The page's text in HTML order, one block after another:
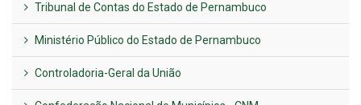
Tribunal de Contas do Estado de Pernambuco
Ministério Público do Estado de Pernambuco
Controladoria-Geral da União